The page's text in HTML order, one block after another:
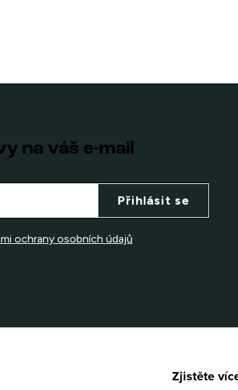
na váš e-mail
ochrany osobních údajů
Přihlásit se
Zjistěte